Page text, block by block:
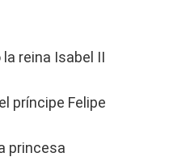
reina Isabel II
príncipe Felipe
princesa